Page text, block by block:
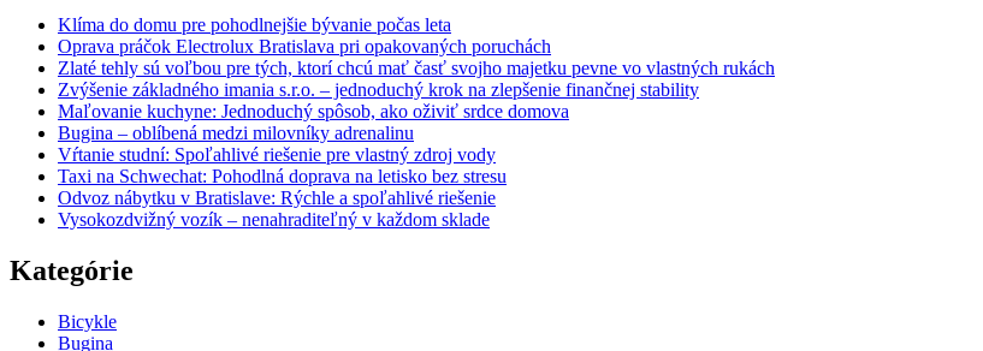
Klíma do domu pre pohodlnejšie bývanie počas leta
Oprava práčok Electrolux Bratislava pri opakovaných poruchách
Zlaté tehly sú voľbou pre tých, ktorí chcú mať časť svojho majetku pevne vo vlastných rukách
Zvýšenie základného imania s.r.o. – jednoduchý krok na zlepšenie finančnej stability
Maľovanie kuchyne: Jednoduchý spôsob, ako oživiť srdce domova
Bugina – oblíbená medzi milovníky adrenalinu
Vŕtanie studní: Spoľahlivé riešenie pre vlastný zdroj vody
Taxi na Schwechat: Pohodlná doprava na letisko bez stresu
Odvoz nábytku v Bratislave: Rýchle a spoľahlivé riešenie
Vysokozdvižný vozík – nenahraditeľný v každom sklade
Kategórie
Bicykle
Bugina